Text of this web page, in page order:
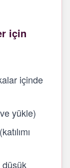
için
içinde
yükle)